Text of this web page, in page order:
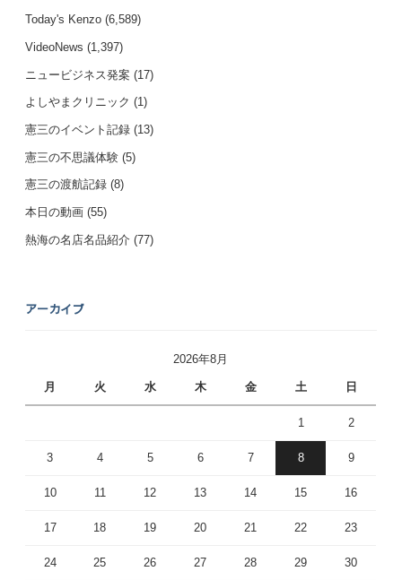
Today's Kenzo (6,589)
VideoNews (1,397)
ニュービジネス発案 (17)
よしやまクリニック (1)
憲三のイベント記録 (13)
憲三の不思議体験 (5)
憲三の渡航記録 (8)
本日の動画 (55)
熱海の名店名品紹介 (77)
アーカイブ
2026年8月
月 火 水 木 金 土 日
1 2
3 4 5 6 7 8 9
10 11 12 13 14 15 16
17 18 19 20 21 22 23
24 25 26 27 28 29 30